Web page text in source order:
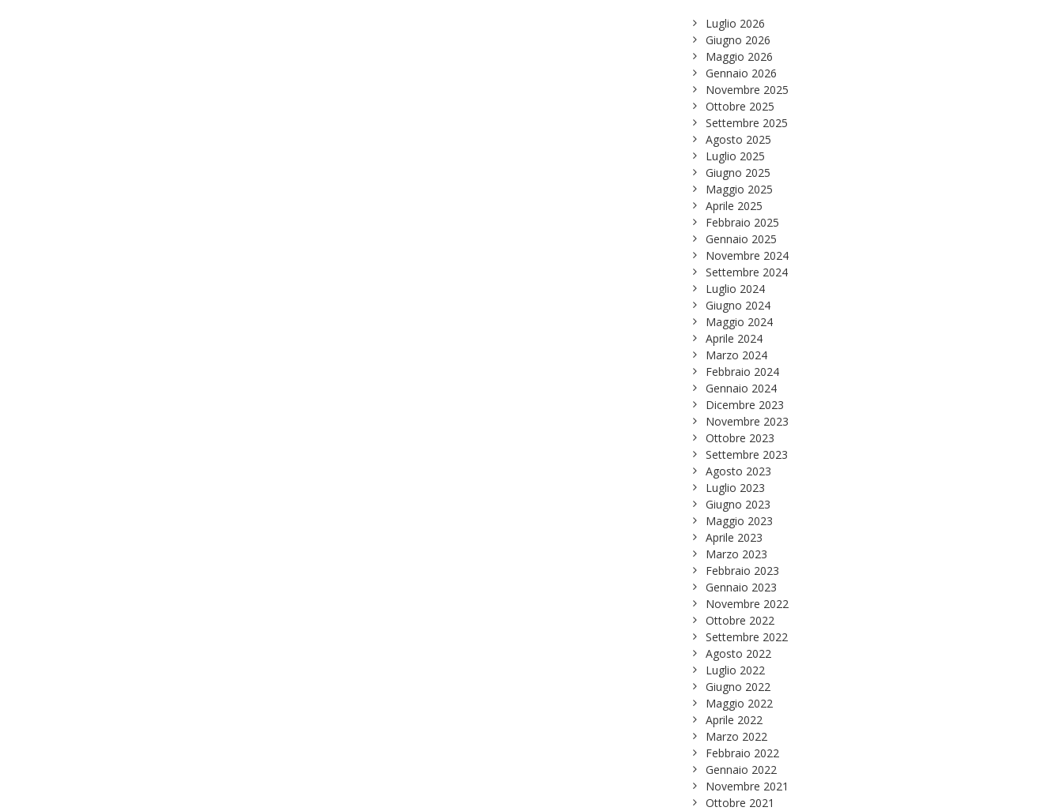
Luglio 2026
Giugno 2026
Maggio 2026
Gennaio 2026
Novembre 2025
Ottobre 2025
Settembre 2025
Agosto 2025
Luglio 2025
Giugno 2025
Maggio 2025
Aprile 2025
Febbraio 2025
Gennaio 2025
Novembre 2024
Settembre 2024
Luglio 2024
Giugno 2024
Maggio 2024
Aprile 2024
Marzo 2024
Febbraio 2024
Gennaio 2024
Dicembre 2023
Novembre 2023
Ottobre 2023
Settembre 2023
Agosto 2023
Luglio 2023
Giugno 2023
Maggio 2023
Aprile 2023
Marzo 2023
Febbraio 2023
Gennaio 2023
Novembre 2022
Ottobre 2022
Settembre 2022
Agosto 2022
Luglio 2022
Giugno 2022
Maggio 2022
Aprile 2022
Marzo 2022
Febbraio 2022
Gennaio 2022
Novembre 2021
Ottobre 2021